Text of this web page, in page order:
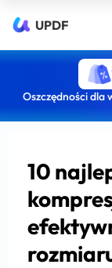
UPDF
Oszczędności dla
10